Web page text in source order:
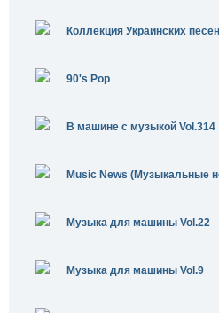
Коллекция Украинских
90's Pop
В машине с музыкой Vol.314
Music News (Музыкальные
Музыка для машины Vol.22
Музыка для машины Vol.9